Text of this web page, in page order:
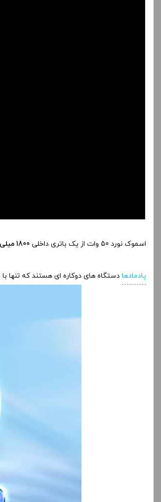
اسموک نورد 50 وات از یک باتری داخلی 1800 میلی آمپری
پادمادها دستگاه های دوکاره ای هستند که تنها